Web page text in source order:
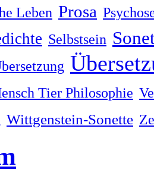
Leben Prosa
Selbstsein
Tier Philosophie
Wittgenstein-Sonette